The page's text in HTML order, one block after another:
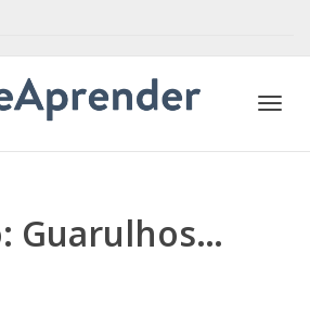
Guarulhos…